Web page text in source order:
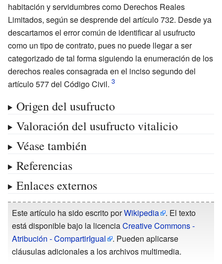
habitación y servidumbres como Derechos Reales
Limitados, según se desprende del artículo 732. Desde ya
descartamos el error común de identificar al usufructo
como un tipo de contrato, pues no puede llegar a ser
categorizado de tal forma siguiendo la enumeración de los
derechos reales consagrada en el inciso segundo del
artículo 577 del Código Civil.
Origen del usufructo
Valoración del usufructo vitalicio
Véase también
Referencias
Enlaces externos
Este artículo ha sido escrito porWikipedia
. El texto
está disponible bajo la licenciaCreative Commons -
Atribución - CompartirIgual
. Pueden aplicarse
cláusulas adicionales a los archivos multimedia.